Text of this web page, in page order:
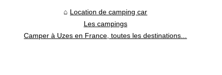
Location de camping car
Les campings
Camper à Uzes en France, toutes les destinations...